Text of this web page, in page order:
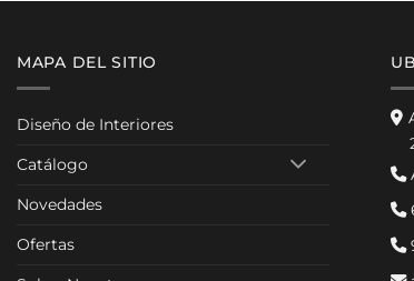
MAPA DEL SITIO
Diseño de Interiores
Catálogo
Novedades
Ofertas